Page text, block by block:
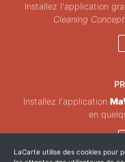
Installez l'application
Cleaning
Installez l'application
en
LaCarte utilise des cookies pour